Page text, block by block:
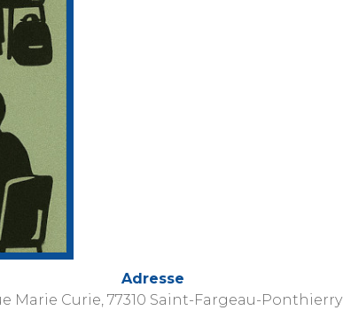
Adresse
Marie Curie, 77310 Saint-Fargeau-Ponthierry